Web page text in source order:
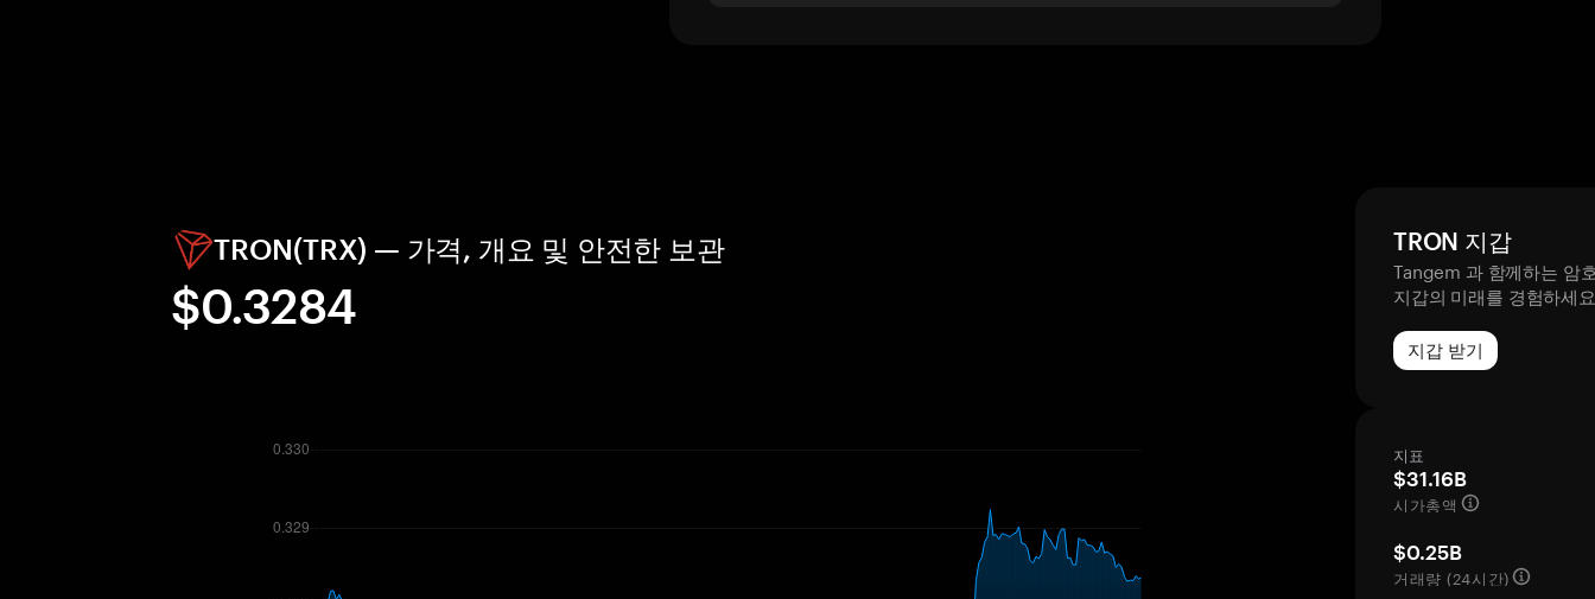
TRON(TRX) — 가격, 개요 및 안전한 보관
$0.3284
TRON 지갑
Tangem 과 함께하는 암
지갑의 미래를 경험하세
지갑 받기
지표
$31.16B
시가총액
$0.25B
거래량 (24시간)